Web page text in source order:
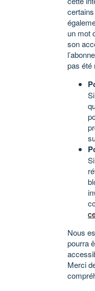
un mot
son
pas été
Nous
pourra
Merci